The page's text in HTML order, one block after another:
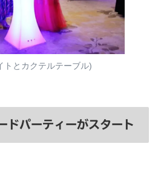
トとカクテルテーブル)
ドパーティーがスタート